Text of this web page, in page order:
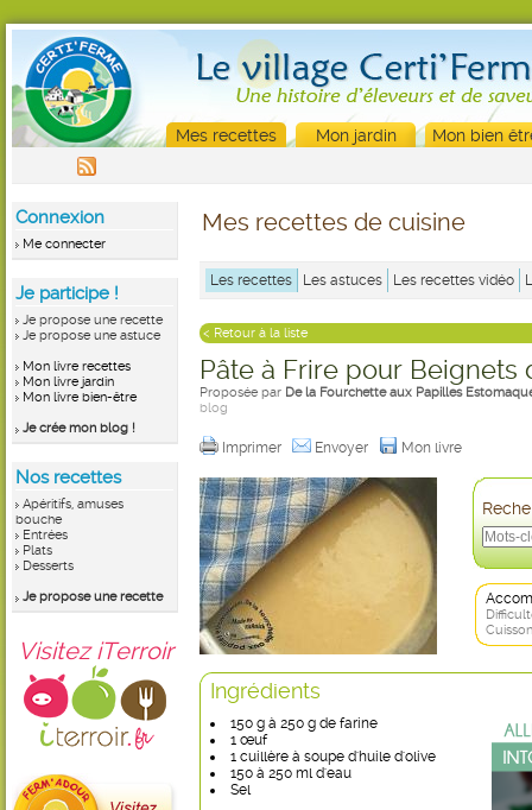
Mes recettes Mon jardin Mon bien
Connexion
Me connecter
Je participe !
Je propose une recette
Je propose une astuce
Mon livre recettes
Mon livre jardin
Mon livre bien-être
Je crée mon blog !
Nos recettes
Apéritifs, amuses
bouche
Entrées
Plats
Desserts
Je propose une recette
Visitez iTerroir
Mes recettes de cuisine
Les recettes Les astuces Les recettes vidéo
< Retour à la liste
Pâte à Frire pour Beignets
Proposée par De la Fourchette aux Papilles
blog
Imprimer Envoyer Mon livre
Ingrédients
150 g à 250 g de farine
1 œuf
1 cuillère à soupe d'huile d'olive
150 à 250 ml d'eau
Sel